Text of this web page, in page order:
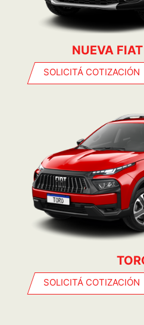
NUEVA
SOLICITÁ COTIZACIÓN
SOLICITÁ COTIZACIÓN